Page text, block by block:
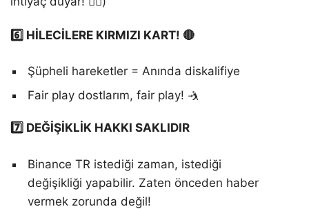
6️⃣ HİLECİLERE KIRMIZI KART! 🔴
Şüpheli hareketler = Anında diskalifiye
Fair play dostlarım, fair play! 🤺
7️⃣ DEĞİŞİKLİK HAKKI SAKLIDIR
Binance TR istediği zaman, istediği
değişikliği yapabilir. Zaten önceden haber
vermek zorunda değil!